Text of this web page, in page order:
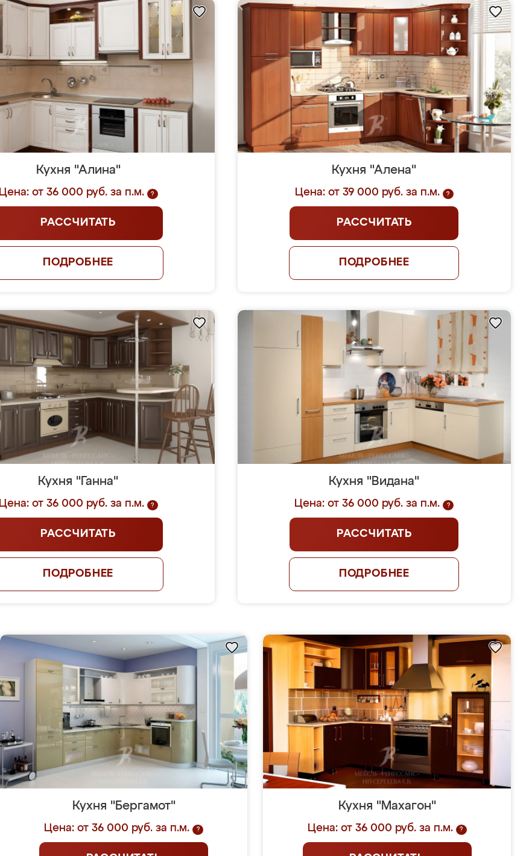
Кухня "Алина"
Цена: от 36 000 руб. за п.м. ?
РАССЧИТАТЬ
ПОДРОБНЕЕ
Кухня "Алена"
Цена: от 39 000 руб. за п.м. ?
РАССЧИТАТЬ
ПОДРОБНЕЕ
Кухня "Ганна"
Цена: от 36 000 руб. за п.м. ?
РАССЧИТАТЬ
ПОДРОБНЕЕ
Кухня "Видана"
Цена: от 36 000 руб. за п.м. ?
РАССЧИТАТЬ
ПОДРОБНЕЕ
Кухня "Бергамот"
Цена: от 36 000 руб. за п.м. ?
Кухня "Махагон"
Цена: от 36 000 руб. за п.м. ?